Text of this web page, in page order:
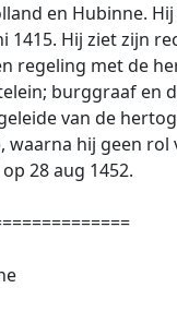
en Hubinne.
Hij ziet zijn
regeling met de
burggraaf en
van de
hij geen
28 aug 1452.